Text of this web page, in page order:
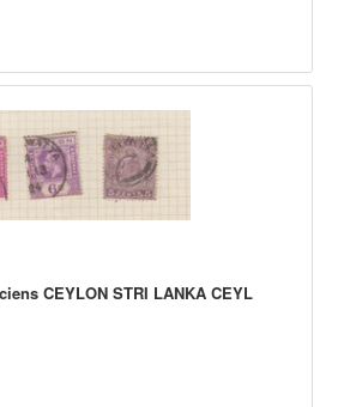
CEYLON STRI LANKA CEYL